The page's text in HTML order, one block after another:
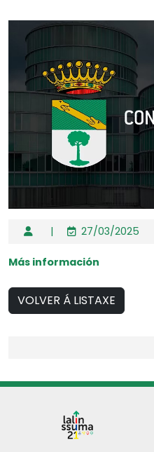
| 27/03/2025
Más información
VOLVER Á LISTAXE